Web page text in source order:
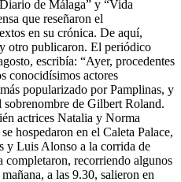
de Málaga” y “Vida
que reseñaron el
en su crónica. De aquí,
otro publicaron. El periódico
escribía: “Ayer, procedentes
conocidísimos actores
popularizado por Pamplinas, y
de Gilbert Roland.
actrices Natalia y Norma
hospedaron en el Caleta Palace,
y Luis Alonso a la corrida de
completaron, recorriendo algunos
a las 9.30, salieron en